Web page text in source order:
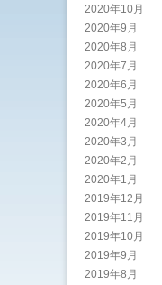
2020年10月
2020年9月
2020年8月
2020年7月
2020年6月
2020年5月
2020年4月
2020年3月
2020年2月
2020年1月
2019年12月
2019年11月
2019年10月
2019年9月
2019年8月